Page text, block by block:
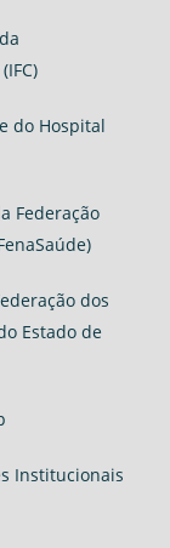
do Hospital
Federação
dos
Estado de
Institucionais